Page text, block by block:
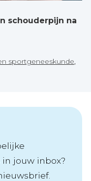
schouderpijn na
sportgeneeskunde
jouw inbox?